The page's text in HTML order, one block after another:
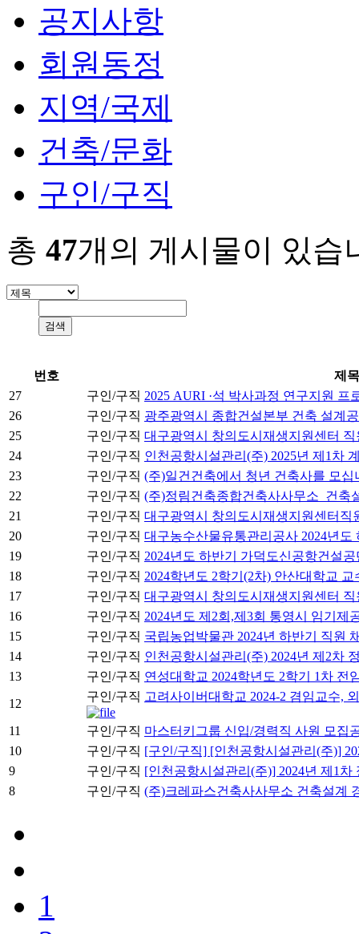
공지사항
회원동정
지역/국제
건축/문화
구인/구직
총 47개의 게시물이 있습
번호
제목
27
구인/구직 2025 AURI ·석 박사과정 연구지원 프
26
구인/구직 광주광역시 종합건설본부 건축 설계
25
구인/구직 대구광역시 창의도시재생지원센터
24
구인/구직 인천공항시설관리(주) 2025년 제1차
23
구인/구직 (주)일건건축에서 청년 건축사를 모십
22
구인/구직 (주)정림건축종합건축사사무소_건축
21
구인/구직 대구광역시 창의도시재생지원센터직
20
구인/구직 대구농수산물유통관리공사 2024년도
19
구인/구직 2024년도 하반기 가덕도신공항건설
18
구인/구직 2024학년도 2학기(2차) 안산대학교 교
17
구인/구직 대구광역시 창의도시재생지원센터
16
구인/구직 2024년도 제2회,제3회 통영시 임기제
15
구인/구직 국립농업박물관 2024년 하반기 직원
14
구인/구직 인천공항시설관리(주) 2024년 제2차
13
구인/구직 연성대학교 2024학년도 2학기 1차 전
12
구인/구직 고려사이버대학교 2024-2 겸임교수,
11 구인/구직 마스터키그룹 신입/경력직 사원 모집
10
구인/구직 [구인/구직] [인천공항시설관리(주)]
9
구인/구직 [인천공항시설관리(주)] 2024년 제1차
8
구인/구직 (주)크레파스건축사사무소 건축설계
1